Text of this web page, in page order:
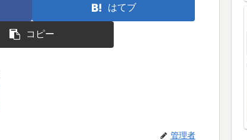
はてブ
コピー
管理者